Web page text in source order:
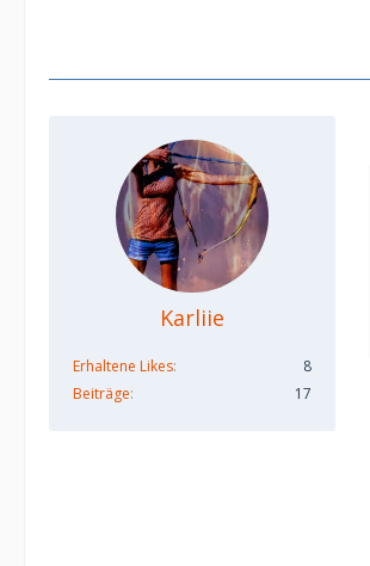
Karliie
Erhaltene Likes
8
Beiträge
17